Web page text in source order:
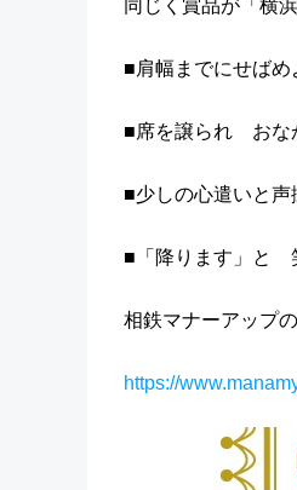
同じく賞品が「横
■肩幅までにせば
■席を譲られ お
■少しの心遣いと
■「降ります」と
相鉄マナーアップ
https://